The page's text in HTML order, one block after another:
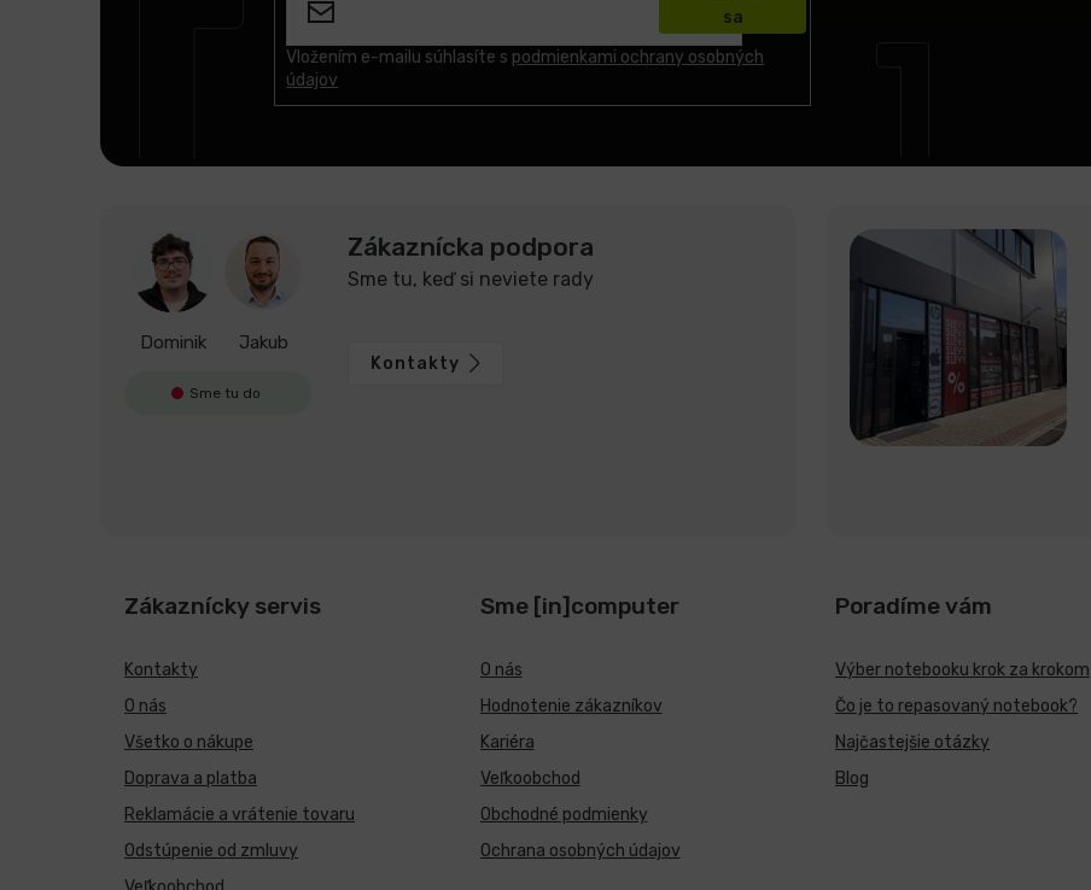
Vložením e-mailu súhlasíte s podmienkami ochrany osobných
údajov
sa
Dominik Jakub
Sme tu do
Zákaznícka podpora
Sme tu, keď si neviete rady
Kontakty
Zákaznícky servis
Kontakty
O nás
Všetko o nákupe
Doprava a platba
Reklamácie a vrátenie tovaru
Odstúpenie od zmluvy
Sme [in]computer
O nás
Hodnotenie zákazníkov
Kariéra
Veľkoobchod
Obchodné podmienky
Ochrana osobných údajov
Poradíme vám
Výber notebooku krok za krokom
Čo je to repasovaný notebook?
Najčastejšie otázky
Blog